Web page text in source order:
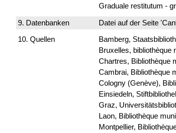
Graduale restitutum -
9. Datenbanken
Datei auf der Seite
10. Quellen
Bamberg,
Bruxelles, bibliothèque
Chartres, Bibliothèque
Cambrai, Bibliothèque
Cologny (Genève),
Einsiedeln,
Graz,
Laon, Bibliothèque
Montpellier,